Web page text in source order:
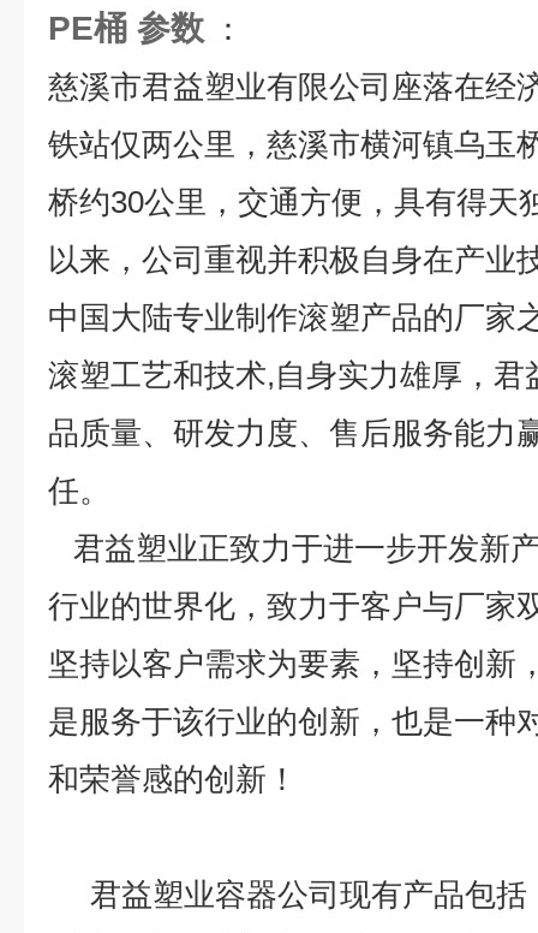
PE桶 参数 ：
慈溪市君益塑业有限公司座落在经
铁站仅两公里，慈溪市横河镇乌玉
桥约30公里，交通方便，具有得天
以来，公司重视并积极自身在产业
中国大陆专业制作滚塑产品的厂家
滚塑工艺和技术,自身实力雄厚，
品质量、研发力度、售后服务能力
任。
君益塑业正致力于进一步开发新
行业的世界化，致力于客户与厂家
坚持以客户需求为要素，坚持创新
是服务于该行业的创新，也是一种
和荣誉感的创新！
君益塑业容器公司现有产品包括